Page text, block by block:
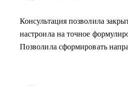
Консультация позволила
настроила на точное
Позволила сформировать